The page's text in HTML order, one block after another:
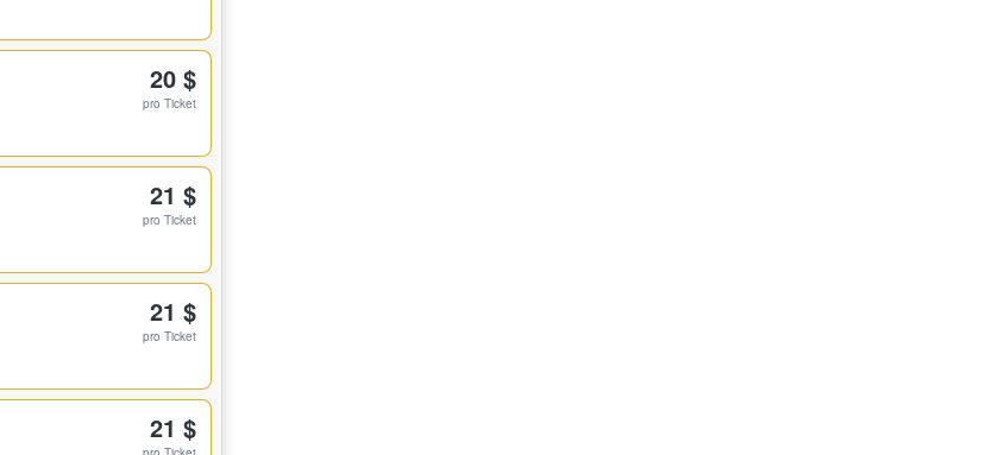
20 $
pro Ticket
21 $
pro Ticket
21 $
pro Ticket
21 $